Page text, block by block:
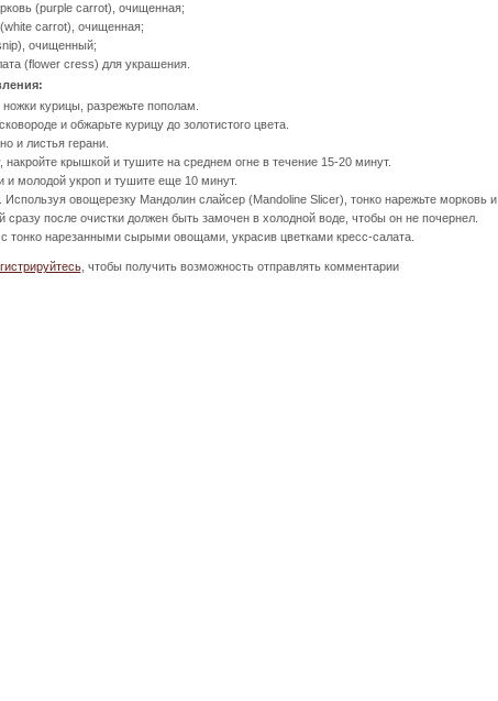
(purple carrot), очищенная;
carrot), очищенная;
очищенный;
(flower cress) для украшения.
ножки курицы, разрежьте пополам.
и обжарьте курицу до золотистого цвета.
и листья герани.
накройте крышкой и тушите на среднем огне в течение 15-20 минут.
и молодой укроп и тушите еще 10 минут.
Используя овощерезку Мандолин слайсер (Mandoline Slicer), тонко нарежьте морковь и
сразу после очистки должен быть замочен в холодной воде, чтобы он не почернел.
с тонко нарезанными сырыми овощами, украсив цветками кресс-салата.
, чтобы получить возможность отправлять комментарии